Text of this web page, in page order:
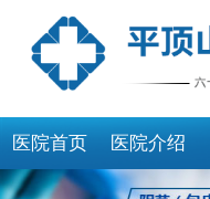
医院首页 医院介绍